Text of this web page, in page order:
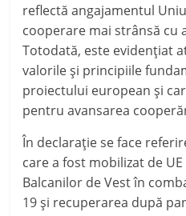
reflectă angajamentul
cooperare mai strânsă cu
Totodată, este evidenţiat
valorile şi principiile
proiectului european şi
pentru avansarea
În declaraţie se face
care a fost mobilizat de
Balcanilor de Vest în
19 şi recuperarea după